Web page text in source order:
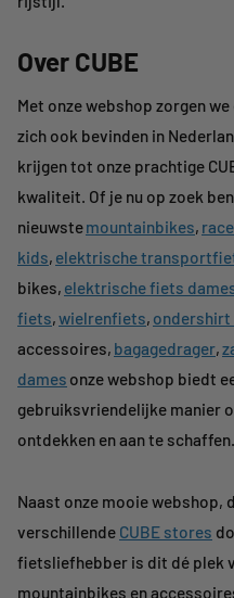
Over CUBE
Met onze webshop zorgen
zich ook bevinden in
krijgen tot onze prachtige
kwaliteit. Of je nu op zoek
nieuwstemountainbikes,
kids, elektrische
bikes, elektrische fiets
fiets,wielrenfiets, ondershirt
accessoires, bagagedrager,
dames onze webshop biedt
gebruiksvriendelijke manier
ontdekken en aan te schaffen.
Naast onze mooie webshop,
verschillende CUBE stores
fietsliefhebber is dit dé plek
mountainbikes en